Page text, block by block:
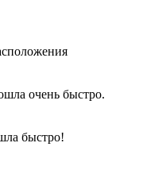
очень быстро.
быстро!